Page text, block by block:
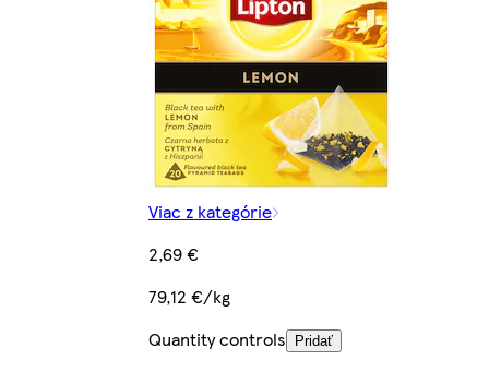
Viac z kategórie
2,69 €
79,12 €/kg
Quantity controls
Pridať